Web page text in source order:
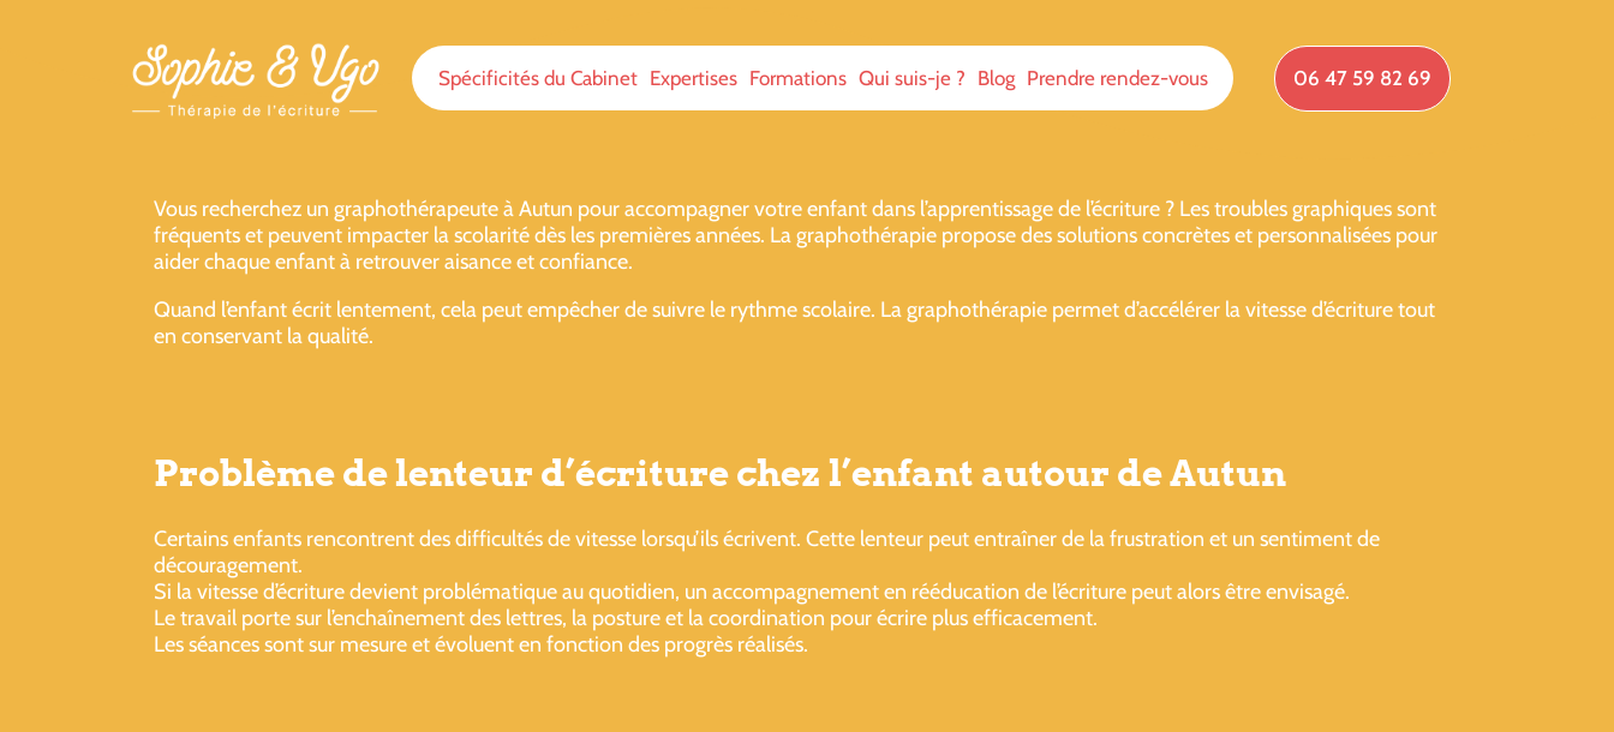
Spécificités du Cabinet Expertises Formations Qui suis-je ? Blog Prendre rendez-vous 06 47 59 82 69
Vous recherchez un graphothérapeute à Autun pour accompagner votre enfant dans l’apprentissage de l’écriture ? Les troubles graphiques sont
fréquents et peuvent impacter la scolarité dès les premières années. La graphothérapie propose des solutions concrètes et personnalisées pour
aider chaque enfant à retrouver aisance et confiance.
Quand l’enfant écrit lentement, cela peut empêcher de suivre le rythme scolaire. La graphothérapie permet d’accélérer la vitesse d’écriture tout
en conservant la qualité.
Problème de lenteur d’écriture chez l’enfant autour de Autun
Certains enfants rencontrent des difficultés de vitesse lorsqu’ils écrivent. Cette lenteur peut entraîner de la frustration et un sentiment de
découragement.
Si la vitesse d’écriture devient problématique au quotidien, un accompagnement en rééducation de l’écriture peut alors être envisagé.
Le travail porte sur l’enchaînement des lettres, la posture et la coordination pour écrire plus efficacement.
Les séances sont sur mesure et évoluent en fonction des progrès réalisés.